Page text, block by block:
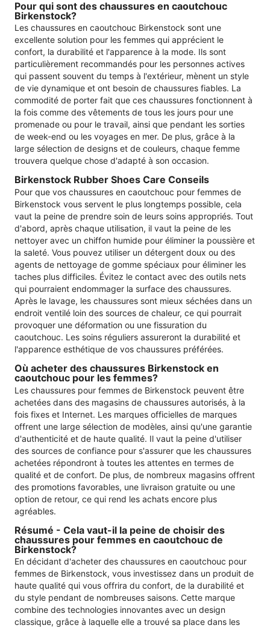
Pour qui sont des chaussures en caoutchouc
Birkenstock?
Les chaussures en caoutchouc Birkenstock sont une
excellente solution pour les femmes qui apprécient le
confort, la durabilité et l'apparence à la mode. Ils sont
particulièrement recommandés pour les personnes actives
qui passent souvent du temps à l'extérieur, mènent un style
de vie dynamique et ont besoin de chaussures fiables. La
commodité de porter fait que ces chaussures fonctionnent à
la fois comme des vêtements de tous les jours pour une
promenade ou pour le travail, ainsi que pendant les sorties
de week-end ou les voyages en mer. De plus, grâce à la
large sélection de designs et de couleurs, chaque femme
trouvera quelque chose d'adapté à son occasion.
Birkenstock Rubber Shoes Care Conseils
Pour que vos chaussures en caoutchouc pour femmes de
Birkenstock vous servent le plus longtemps possible, cela
vaut la peine de prendre soin de leurs soins appropriés. Tout
d'abord, après chaque utilisation, il vaut la peine de les
nettoyer avec un chiffon humide pour éliminer la poussière et
la saleté. Vous pouvez utiliser un détergent doux ou des
agents de nettoyage de gomme spéciaux pour éliminer les
taches plus difficiles. Évitez le contact avec des outils nets
qui pourraient endommager la surface des chaussures.
Après le lavage, les chaussures sont mieux séchées dans un
endroit ventilé loin des sources de chaleur, ce qui pourrait
provoquer une déformation ou une fissuration du
caoutchouc. Les soins réguliers assureront la durabilité et
l'apparence esthétique de vos chaussures préférées.
Où acheter des chaussures Birkenstock en
caoutchouc pour les femmes?
Les chaussures pour femmes de Birkenstock peuvent être
achetées dans des magasins de chaussures autorisés, à la
fois fixes et Internet. Les marques officielles de marques
offrent une large sélection de modèles, ainsi qu'une garantie
d'authenticité et de haute qualité. Il vaut la peine d'utiliser
des sources de confiance pour s'assurer que les chaussures
achetées répondront à toutes les attentes en termes de
qualité et de confort. De plus, de nombreux magasins offrent
des promotions favorables, une livraison gratuite ou une
option de retour, ce qui rend les achats encore plus
agréables.
Résumé - Cela vaut-il la peine de choisir des
chaussures pour femmes en caoutchouc de
Birkenstock?
En décidant d'acheter des chaussures en caoutchouc pour
femmes de Birkenstock, vous investissez dans un produit de
haute qualité qui vous offrira du confort, de la durabilité et
du style pendant de nombreuses saisons. Cette marque
combine des technologies innovantes avec un design
classique, grâce à laquelle elle a trouvé sa place dans les